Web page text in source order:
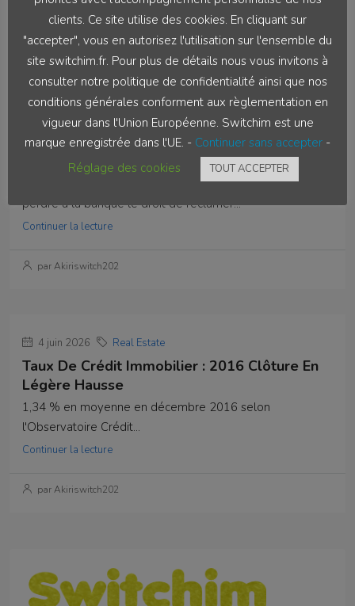
Continuer la lecture
par Akiriswitch202
4 juin 2026 Real Estate
Les Intérêts Intercalaires Entrent Dans Le
La Cour de cassation rappelle qu'une erreur de TEG fait
perdre à la banque le droit de réclamer...
Continuer la lecture
par Akiriswitch202
4 juin 2026 Real Estate
Taux De Crédit Immobilier : 2016 Clôture En
Légère Hausse
1,34 % en moyenne en décembre 2016 selon
l'Observatoire Crédit...
Continuer la lecture
par Akiriswitch202
clients. Ce site utilise des cookies. En cliquant sur
"accepter", vous en autorisez l'utilisation sur l'ensemble du
site switchim.fr. Pour plus de détails nous vous invitons à
consulter notre politique de confidentialité ainsi que nos
conditions générales conforment aux règlementation en
vigueur dans l'Union Européenne. Switchim est une
marque enregistrée dans l'UE. - Continuer sans accepter -
Réglage des cookies
TOUT ACCEPTER